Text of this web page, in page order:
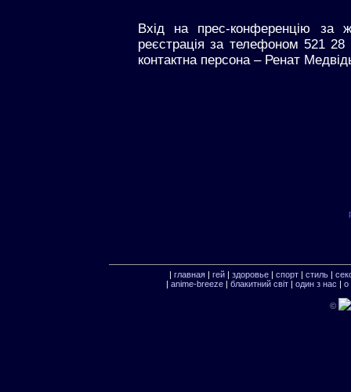
Вхід на прес-конференцію за
реєстрація за телефоном 521
контактна персона – Ренат
| главная| гей| здоровье| спорт| стиль|
| anime-breeze| блакитний свiт| один з нас | о
©